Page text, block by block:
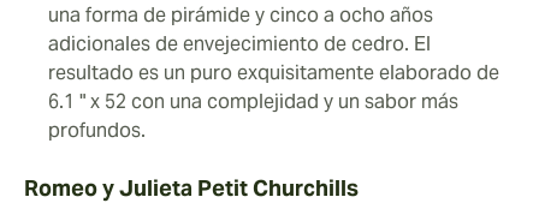
una forma de pirámide y cinco a ocho años
adicionales de envejecimiento de cedro. El
resultado es un puro exquisitamente elaborado de
6.1 " x 52 con una complejidad y un sabor más
profundos.
Romeo y Julieta Petit Churchills